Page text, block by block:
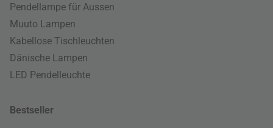
Pendellampe für Aussen
Muuto Lampen
Kabellose Tischleuchten
Dänische Lampen
LED Pendelleuchte
Bestseller